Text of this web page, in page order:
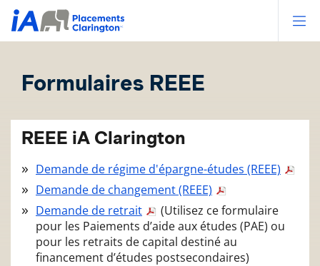
Formulaires REEE
REEE iA Clarington
Demande de régime d'épargne-études (REEE)
Demande de changement (REEE)
Demande de retrait
(Utilisez ce formulaire
pour les Paiements d’aide aux études (PAE) ou
pour les retraits de capital destiné au
financement d’études postsecondaires)